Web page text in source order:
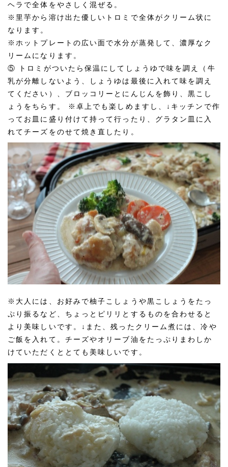
ヘラで全体をやさしく混ぜる。
※里芋から溶け出た優しいトロミで全体がクリーム状に
なります。
※ホットプレートの広い面で水分が蒸発して、濃厚なク
リームになります。
⑤ トロミがついたら保温にしてしょうゆで味を調え（牛
乳が分離しないよう、しょうゆは最後に入れて味を調え
てください）、ブロッコリーとにんじんを飾り、黒こし
ょうをちらす。 ※卓上でも楽しめますし、↓キッチンで作
ってお皿に盛り付けて持って行ったり、グラタン皿に入
れてチーズをのせて焼き直したり。
※大人には、お好みで柚子こしょうや黒こしょうをたっ
ぷり振るなど、ちょっとピリリとするものを合わせると
より美味しいです。↓また、残ったクリーム煮には、冷や
ご飯を入れて。チーズやオリーブ油をたっぷりまわしか
けていただくととても美味しいです。